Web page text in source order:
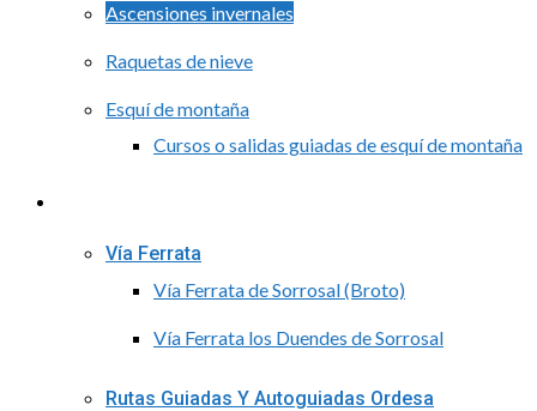
Ascensiones invernales
Raquetas de nieve
Esquí de montaña
Cursos o salidas guiadas de esquí de montaña
Vía Ferrata
Vía Ferrata de Sorrosal (Broto)
Vía Ferrata los Duendes de Sorrosal
Rutas Guiadas Y Autoguiadas Ordesa